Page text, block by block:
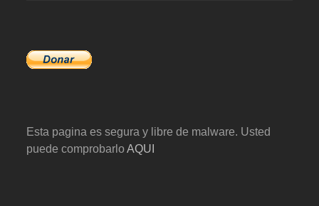
Esta pagina es segura y libre de malware. Usted
puede comprobarloAQUI